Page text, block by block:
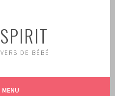
DE BÉBÉ
MENU